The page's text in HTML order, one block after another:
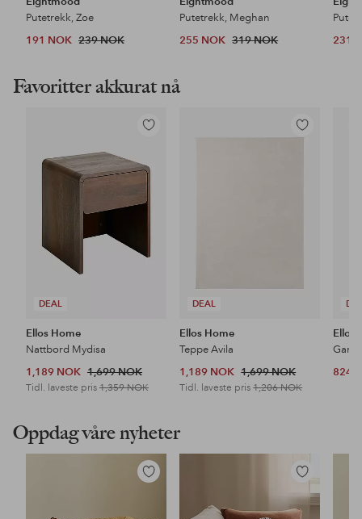
Putetrekk, Zoe
191 NOK 239 NOK
Putetrekk, Meghan
255 NOK 319 NOK
231
Favoritter akkurat nå
DEAL
Legg
favoritter
Ellos Home
Nattbord Mydisa
1,189 NOK 1,699 NOK
Tidl. laveste pris 1,359 NOK
DEAL
Legg
Ellos Home
Teppe Avila
1,189 NOK 1,699 NOK
Tidl. laveste pris1,206 NOK
Ellos
824
Oppdag våre nyheter
Legg
Legg
favoritter